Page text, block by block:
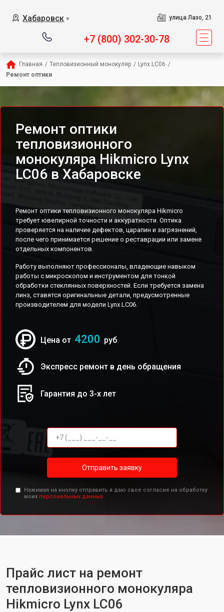
Хабаровск ▼ улица Лазо, 21
+7 (800) 302-30-78
Главная / Тепловизионный монокуляр / Lynx LC06 /
Ремонт оптики
Ремонт оптики
тепловизионного
монокуляра Hikmicro Lynx
LC06 в Хабаровске
Ремонт оптики тепловизионного монокуляра Hikmicro
требует ювелирной точности и аккуратности. Оптика
проверяется на наличие дефектов, царапин и загрязнений,
после чего принимается решение о реставрации или замене
отдельных компонентов.
Работу выполняют профессионалы, владеющие навыком
работы с микроскопом и инструментом для тонкой
обработки стеклянных поверхностей. Если требуется замена
линз, ставятся оригинальные детали, предусмотренные
производителем для модели Lynx LC06.
Цена от 4200 руб
Экспресс ремонт в день обращения
Гарантия до 3-х лет
Отправить заявку
Нажимая на кнопку отправить я даю свое согласие на обработку
моих персональных данных.
Прайс лист на ремонт
тепловизионного монокуляра
Hikmicro Lynx LC06